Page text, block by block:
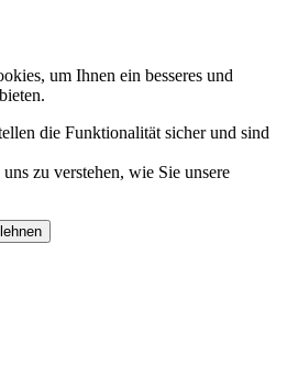
um Ihnen ein besseres und
die Funktionalität sicher und sind
zu verstehen, wie Sie unsere